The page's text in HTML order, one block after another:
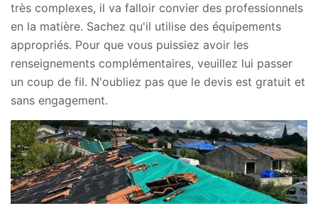
très complexes, il va falloir convier des professionnels
en la matière. Sachez qu'il utilise des équipements
appropriés. Pour que vous puissiez avoir les
renseignements complémentaires, veuillez lui passer
un coup de fil. N'oubliez pas que le devis est gratuit et
sans engagement.